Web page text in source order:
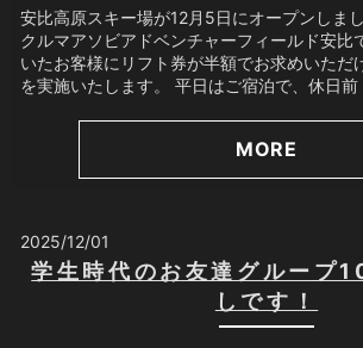
安比高原スキー場が12月5日にオープンしま
クルマアソビアドベンチャーフィールド安比
いたお客様にリフト券が半額でお求めいただ
を実施いたします。 平日はご宿泊で、休日
MORE
2025/12/01
学生時代のお友達グループ
しです！